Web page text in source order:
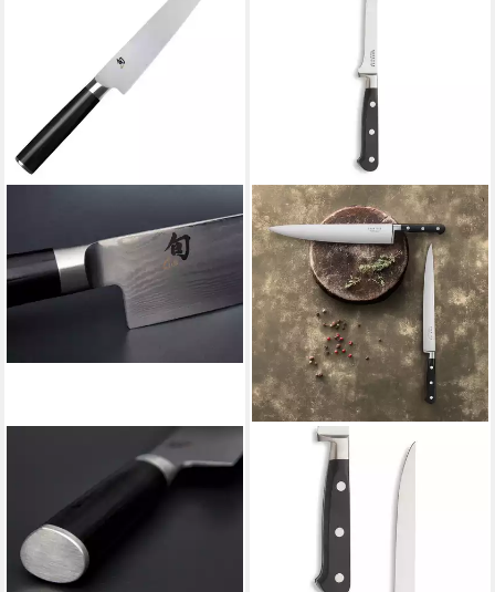
Filetiermesser KAI Shun DM-
0761 Flexibles Filetiermesser
- 18 cm, DM-0761
ab 159,90 €
-9%
RICHARDSON SHEFFIELD
Ausbeinmesser SABATIER
TROMPETTE, Klingenstahl
50CrMoV15, sehr scharfe
17,90 € UVP